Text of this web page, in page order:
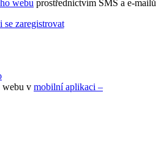
webu prostřednictvím SMS a e-mailů
se zaregistrovat
webu v mobilní aplikaci –